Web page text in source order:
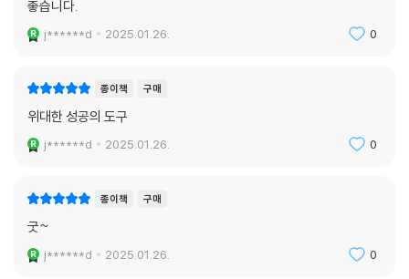
좋습니다.
j******d 2025.01.26. 0
종이책 구매
위대한 성공의 도구
j******d 2025.01.26. 0
종이책 구매
굿~
j******d 2025.01.26. 0